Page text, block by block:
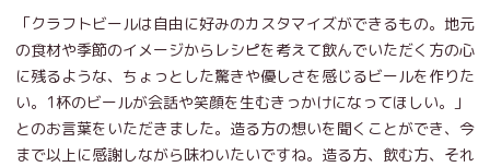
「クラフトビールは自由に好みのカスタマイズができるもの。地元
の食材や季節のイメージからレシピを考えて飲んでいただく方の心
に残るような、ちょっとした驚きや優しさを感じるビールを作りた
い。1杯のビールが会話や笑顔を生むきっかけになってほしい。」
とのお言葉をいただきました。造る方の想いを聞くことができ、今
まで以上に感謝しながら味わいたいですね。造る方、飲む方、それ